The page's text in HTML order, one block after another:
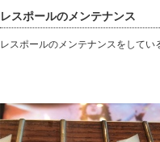
レスポールのメンテナンス
レスポールのメンテナンスをして